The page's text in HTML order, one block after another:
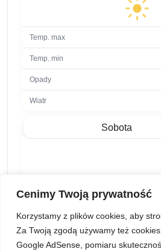
Cenimy Twoją prywatność
Korzystamy z plików cookies, aby
Za Twoją zgodą używamy też
Google AdSense, pomiaru
Sobota